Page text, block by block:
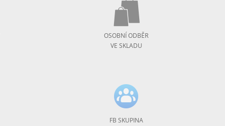
OSOBNÍ ODBĚR
VE SKLADU
FB SKUPINA